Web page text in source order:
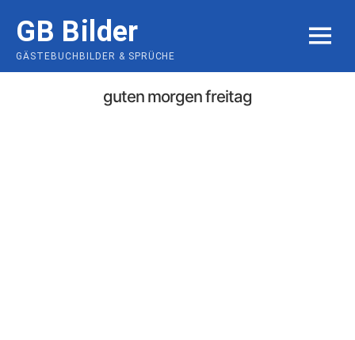
content
GB Bilder
GÄSTEBUCHBILDER & SPRÜCHE
MENU
guten morgen freitag